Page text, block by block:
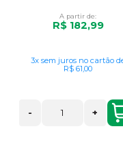
A partir de:
R$ 182,99
3x sem juros no cartão
R$ 61,00
- +